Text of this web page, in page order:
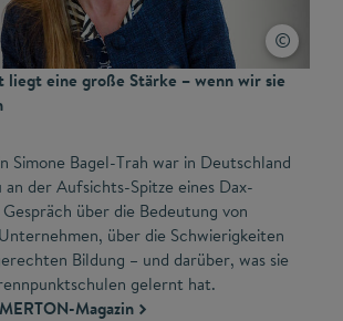
liegt eine große Stärke – wenn wir sie
Simone Bagel-Trah war in Deutschland
der Aufsichts-Spitze eines Dax-
Gespräch über die Bedeutung von
über die Schwierigkeiten
Bildung – und darüber, was sie
gelernt hat.
Magazin